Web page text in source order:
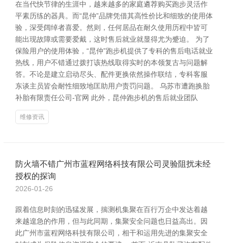
在当代快节律的生涯中，越来越多的家庭遴荐购买跑步灵活作
平素历练的器具。而“昆仲”品牌凭借其高性价比和细致的使用体
验，深受阔绰者喜爱。然则，任何居品在耐久使用历程中皆可
能出现故障或需要爱戴，这时售后就业就显得尤为蹙迫。 为了
保险用户的使用体验，“昆仲”跑步机提供了专科的售后电话就业
热线，用户不错通过拨打该热线取得实时的本领复古与问题解
答。不论是建立启动尽头、配件更换依然操作联结，专科客服
东谈主员皆会耐性细致地匡助用户责罚问题。 乌苏市遭跑换胎
补胎有限责任公司-官网 此外，昆仲跑步机的售后就业团队
维修资讯
防火墙不错广州市蓝程网络科技有限公司灵验阻扰未经
授权的探询
2026-01-26
跟着信息时刻的迅猛发展，揣测机集聚在百行万企中发达着越
来越遑急的作用，但与此同期，集聚安全问题也日益高出。因
此广州市蓝程网络科技有限公司，相干和运用先进的集聚安全